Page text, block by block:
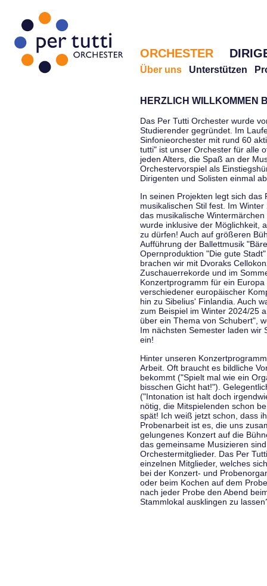
ORCHESTER
Über uns Unterstützen
HERZLICH WILLKOMMEN
Das Per Tutti Orchester wurde
Studierender gegründet. Im
Sinfonieorchester mit rund 60
tutti" ist unser Orchester für alle
jeden Alters, die Spaß an der
Orchestervorspiel als
Dirigenten und Solisten einmal
In seinen Projekten legt sich das
musikalischen Stil fest. Im
das musikalische
wurde inklusive der Möglichkeit,
zu dürfen! Auch auf größeren
Aufführung der Ballettmusik
Opernproduktion "Die gute
brachen wir mit Dvoraks
Zuschauerrekorde und im
Konzertprogramm für ein
verschiedener europäischer
hin zu Sibelius' Finlandia. Auch
zum Beispiel im Winter 2024/25
über ein Thema von Schubert",
Im nächsten Semester laden wir
ein!
Hinter unseren
Arbeit. Oft braucht es bildliche
bekommt ("Spielt mal wie ein
bisschen Gicht hat!").
("Intonation ist halt doch
nötig, die Mitspielenden schon
spät! Ich weiß jetzt schon, dass
Probenarbeit ist es, die uns
gelungenes Konzert auf die
das gemeinsame Musizieren
Orchestermitglieder. Das Per
einzelnen Mitglieder, welches
bei der Konzert- und
oder beim Kochen auf dem
nach jeder Probe den Abend
Stammlokal ausklingen zu